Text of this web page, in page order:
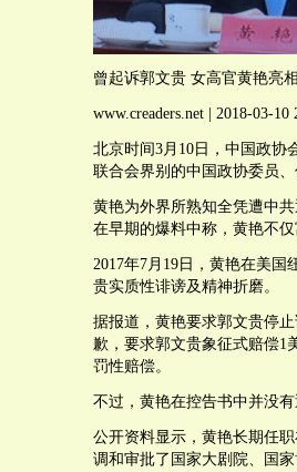
曾起诉郭文贵 女高官黄艳亮
www.creaders.net | 2018-03-10
北京时间3月10日，中国政协
联合会界别的中国政协委员
黄艳为外界所熟知全凭遭中
在早期的爆料中称，黄艳不
2017年7月19日，黄艳在美
贵实质性诽谤及精神折磨。
据报道，黄艳要求郭文贵停
歉，要求郭文贵象征式赔偿1
罚性赔偿。
不过，黄艳在控告书中并没
公开资料显示，黄艳长期任
调和审批了国家大剧院、国